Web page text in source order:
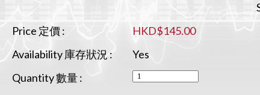
Price 定價 :
HKD$145.00
Availability 庫存狀況 :
Yes
Quantity 數量 :